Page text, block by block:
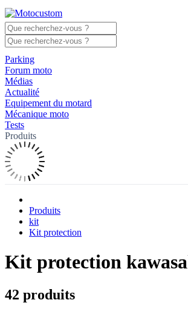
Parking
Forum moto
Médias
Actualité
Equipement du motard
Mécanique moto
Tests
Produits
Produits
kit
Kit protection
Kit protection
42 produits